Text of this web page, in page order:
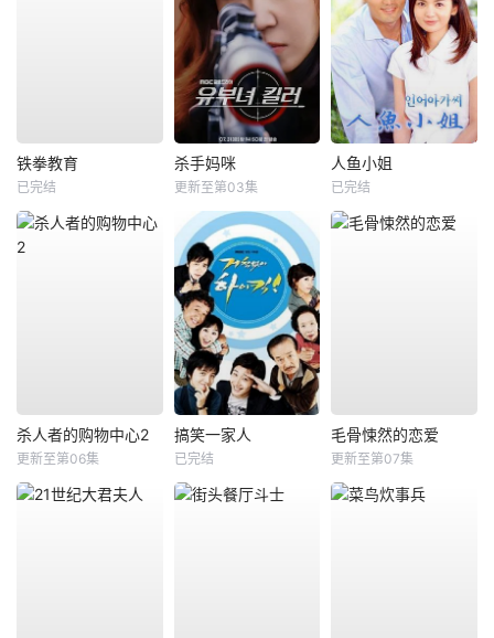
铁拳教育
已完结
杀手妈咪
更新至第03集
人鱼小姐
已完结
杀人者的购物中心2
更新至第06集
搞笑一家人
已完结
毛骨悚然的恋爱
更新至第07集